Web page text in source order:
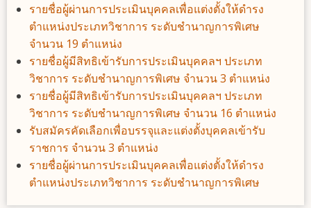
รายชื่อผู้ผ่านการประเมินบุคคลเพื่อแต่งตั้งให้ดำรง
ตำแหน่งประเภทวิชาการ ระดับชำนาญการพิเศษ
จำนวน 19 ตำแหน่ง
รายชื่อผู้มีสิทธิเข้ารับการประเมินบุคคลฯ ประเภท
วิชาการ ระดับชำนาญการพิเศษ จำนวน 3 ตำแหน่ง
รายชื่อผู้มีสิทธิเข้ารับการประเมินบุคคลฯ ประเภท
วิชาการ ระดับชำนาญการพิเศษ จำนวน 16 ตำแหน่ง
รับสมัครคัดเลือกเพื่อบรรจุและแต่งตั้งบุคคลเข้ารับ
ราชการ จำนวน 3 ตำแหน่ง
รายชื่อผู้ผ่านการประเมินบุคคลเพื่อแต่งตั้งให้ดำรง
ตำแหน่งประเภทวิชาการ ระดับชำนาญการพิเศษ